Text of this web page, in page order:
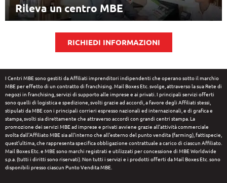
Rileva un centro MBE
RICHIEDI INFORMAZIONI
I Centri MBE sono gestiti da Affiliati imprenditori indipendenti che operano sotto il marchio
MBE per effetto di un contratto di franchising. Mail Boxes Etc. svolge, attraverso la sua Rete di
negozi in franchising, servizi di supporto alle imprese e ai privati. I principali servizi offerti
sono quelli di logistica e spedizione, svolti grazie ad accordi, a favore degli Affiliati stessi,
stipulati da MBE con i principali corrieri espresso nazionali ed internazionali, e di grafica e
stampa, svolti sia direttamente che attraverso accordi con grandi centri stampa. La
promozione dei servizi MBE ad imprese e privati avviene grazie all’attività commerciale
svolta dall’Affiliato MBE sia all’interno che all’esterno del punto vendita (farming), fattispecie,
quest’ultima, che rappresenta specifica obbligazione contrattuale a carico di ciascun Affiliato.
Mail Boxes Etc. e MBE sono marchi registrati e utilizzati per concessione di MBE Worldwide
s.p.a. (tutti i diritti sono riservati). Non tutti i servizi e i prodotti offerti da Mail Boxes Etc. sono
disponibili presso ciascun Punto Vendita MBE.